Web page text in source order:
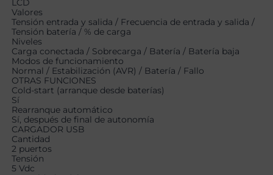
LCD
Valores
Tensión entrada y salida / Frecuencia de entrada y salida /
Tensión batería / % de carga
Niveles
Carga conectada / Sobrecarga / Batería / Batería baja
Modos de funcionamiento
Normal / Estabilización (AVR) / Batería / Fallo
OTRAS FUNCIONES
Cold-start (arranque desde baterías)
Sí
Rearranque automático
Sí, después de final de autonomía
CARGADOR USB
Cantidad
2 puertos
Tensión
5 Vdc